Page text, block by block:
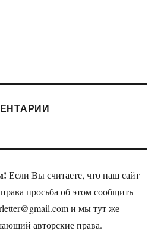
Если Вы считаете, что наш сайт
просьба об этом сообщить
и мы тут же
авторские права.